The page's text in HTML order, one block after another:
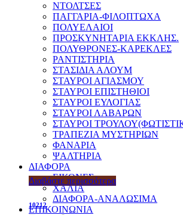
ΝΤΟΛΤΣΕΣ
ΠΑΓΓΑΡΙΑ-ΦΙΛΟΠΤΩΧΑ
ΠΟΛΥΕΛΑΙΟΙ
ΠΡΟΣΚΥΝΗΤΑΡΙΑ ΕΚΚΛΗΣ.
ΠΟΛΥΘΡΟΝΕΣ-ΚΑΡΕΚΛΕΣ
ΡΑΝΤΙΣΤΗΡΙΑ
ΣΤΑΣΙΔΙΑ ΑΛΟΥΜ
ΣΤΑΥΡΟΙ ΑΓΙΑΣΜΟΥ
ΣΤΑΥΡΟΙ ΕΠΙΣΤΗΘΙΟΙ
ΣΤΑΥΡΟΙ ΕΥΛΟΓΙΑΣ
ΣΤΑΥΡΟΙ ΛΑΒΑΡΩΝ
ΣΤΑΥΡΟΙ
ΤΡΑΠΕΖΙΑ ΜΥΣΤΗΡΙΩΝ
ΦΑΝΑΡΙΑ
ΨΑΛΤΗΡΙΑ
ΔΙΑΦΟΡΑ
ΕΙΚΟΝΕΣ
ΧΑΛΙΑ
ΔΙΑΦΟΡΑ-ΑΝΑΛΩΣΙΜΑ
ΕΠΙΚΟΙΝΩΝΙΑ
Διαβάστε περισσότερα
10212